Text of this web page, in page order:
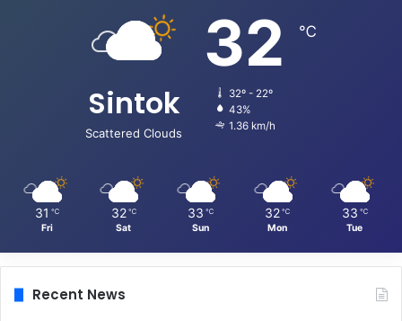
Sintok
Scattered Clouds
32 ℃
32º - 22º
43%
1.36 km/h
31 ℃
Fri
32 ℃
Sat
33 ℃
Sun
32 ℃
Mon
33 ℃
Tue
Recent News